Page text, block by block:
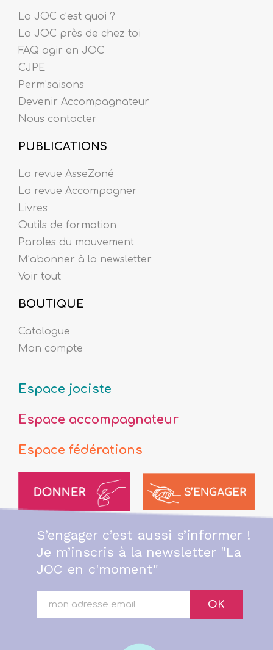
La JOC c’est quoi ?
La JOC près de chez toi
FAQ agir en JOC
CJPE
Perm’saisons
Devenir Accompagnateur
Nous contacter
PUBLICATIONS
La revue AsseZoné
La revue Accompagner
Livres
Outils de formation
Paroles du mouvement
M’abonner à la newsletter
Voir tout
BOUTIQUE
Catalogue
Mon compte
Espace jociste
Espace accompagnateur
Espace fédérations
S’engager c’est aussi s’informer !
Je m’inscris à la newsletter "La
JOC en c'moment"
OK